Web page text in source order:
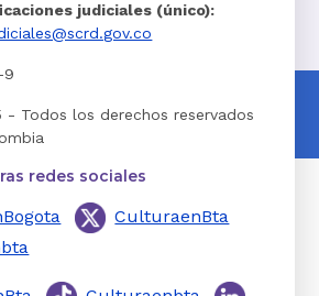
judiciales (único):
9
- Todos los derechos reservados
redes sociales
CulturaenBta